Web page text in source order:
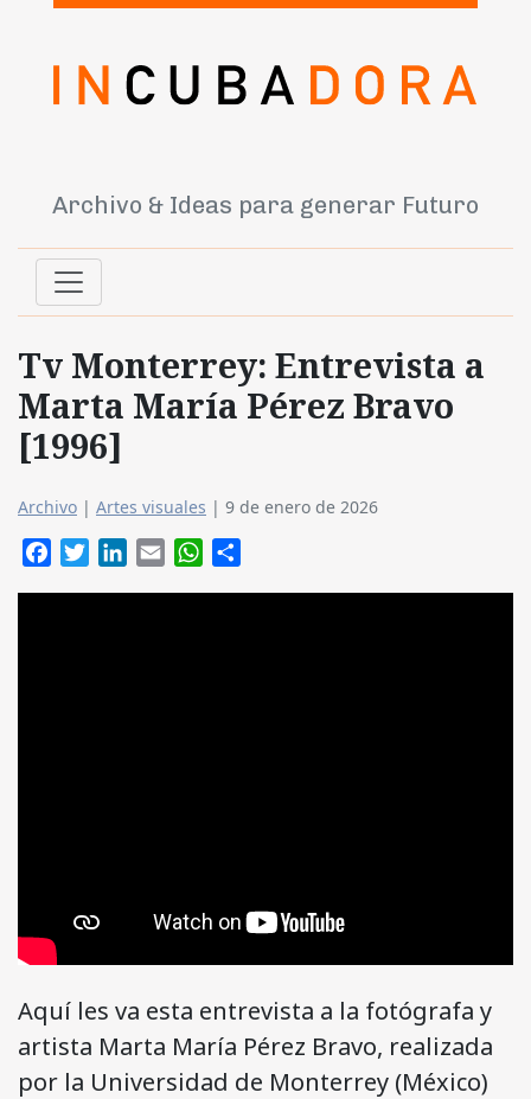
Archivo & Ideas para generar Futuro
Tv Monterrey: Entrevista a
Marta María Pérez Bravo
[1996]
Archivo | Artes visuales | 9 de enero de 2026
FacebookTwitterLinkedIn
Email WhatsApp
Aquí les va esta entrevista a la fotógrafa y
artista Marta María Pérez Bravo, realizada
por la Universidad de Monterrey (México)